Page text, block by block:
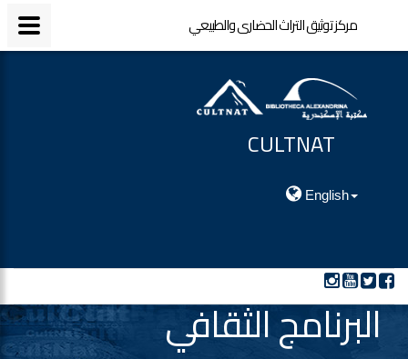
CULTNAT
English
البرنامج الثقافي
مركز توثيق التراث الحضارى والطبيعي
مركز توثيق التراث الحضارى والطبيعي